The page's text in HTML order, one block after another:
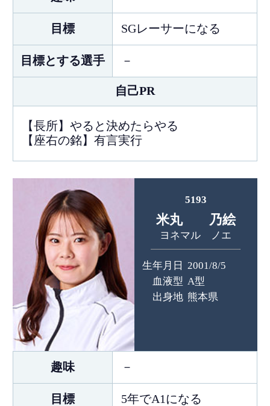
目標 SGレーサーになる
目標とする選手 －
自己PR
【長所】やると決めたらやる
【座右の銘】有言実行
5193
米丸 乃絵
ヨネマル ノエ
生年月日 2001/8/5
血液型 A型
出身地 熊本県
趣味 －
目標 5年でA1になる